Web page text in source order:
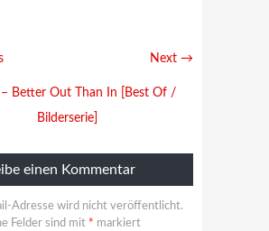
Next →
– Better Out Than In [Best Of /
Bilderserie]
einen Kommentar
Adresse wird nicht veröffentlicht.
Felder sind mit * markiert